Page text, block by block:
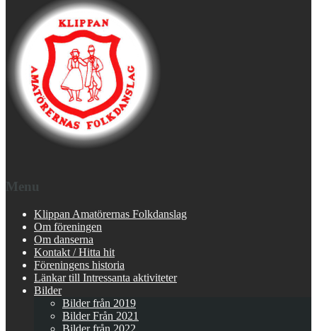
Menu
Klippan Amatörernas Folkdanslag
Om föreningen
Om danserna
Kontakt / Hitta hit
Föreningens historia
Länkar till Intressanta aktiviteter
Bilder
Bilder från 2019
Bilder Från 2021
Bilder från 2022